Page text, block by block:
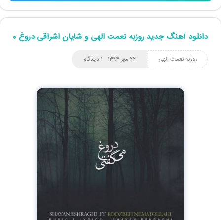
دانلود آهنگ جدید روزبه نعمت الهی و شایان اشراقی دروغ
روزبه نعمت الهی ۱ دیدگاه ۲۲ مهر ۱۳۹۴